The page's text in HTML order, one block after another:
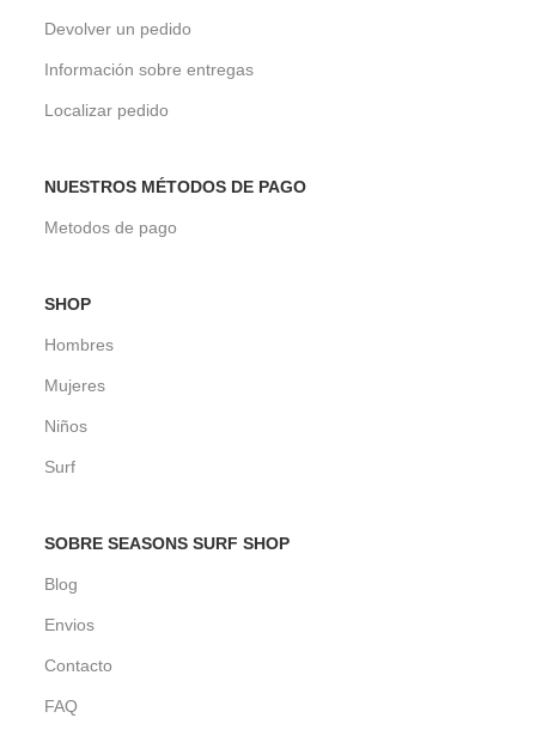
Devolver un pedido
Información sobre entregas
Localizar pedido
NUESTROS MÉTODOS DE PAGO
Metodos de pago
SHOP
Hombres
Mujeres
Niños
Surf
SOBRE SEASONS SURF SHOP
Blog
Envios
Contacto
FAQ